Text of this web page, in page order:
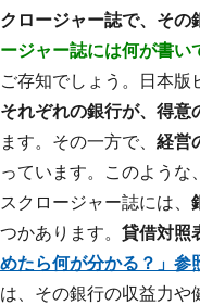
ロージャー誌で、その
ジャー誌には何が書い
存知でしょう。日本
それぞれの銀行が、得意
す。その一方で、 経営
ています。このような、
クロージャー誌には、
かあります。 貸借対照
たら何が分かる？」参
、その銀行の収益力